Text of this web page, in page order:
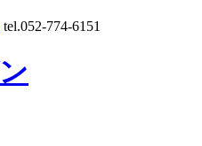
tel.052-774-6151